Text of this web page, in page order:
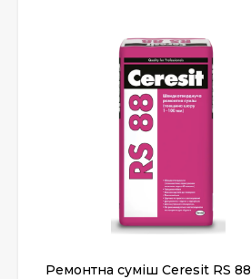
Ремонтна суміш Ceresit RS 88